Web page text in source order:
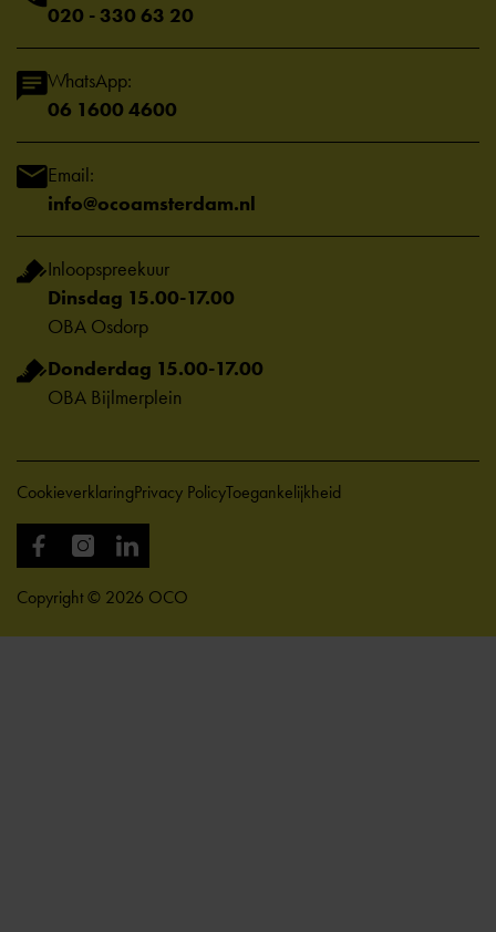
020 - 330 63 20
WhatsApp:
06 1600 4600
Email:
info@ocoamsterdam.nl
Inloopspreekuur
Dinsdag 15.00-17.00
OBA Osdorp
Donderdag 15.00-17.00
OBA Bijlmerplein
Copyright © 2026 OCO
CookieverklaringPrivacy PolicyToegankelijkheid